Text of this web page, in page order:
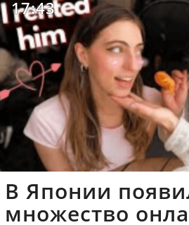
17:43
В Японии
множество